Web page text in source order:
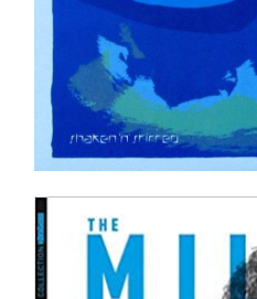
The Miles Davis Book